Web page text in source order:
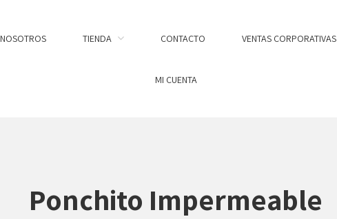
NOSOTROS TIENDA CONTACTO VENTAS CORPORATIVAS
MI CUENTA
Ponchito Impermeable